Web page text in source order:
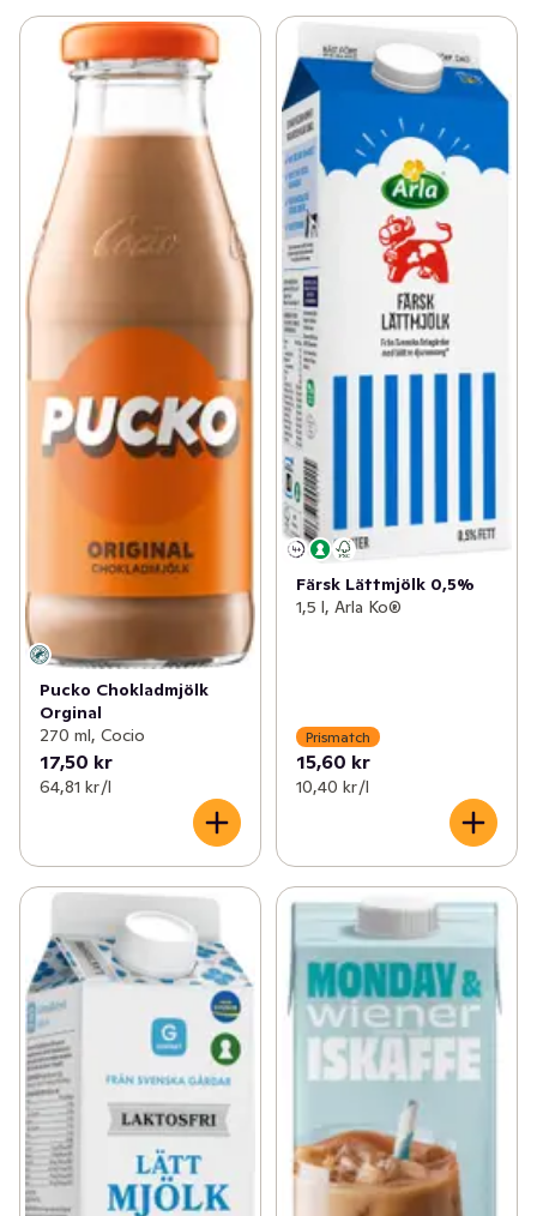
Pucko Chokladmjölk
Orginal
270 ml, Cocio
17,50 kr
64,81 kr /l
Färsk Lättmjölk 0,5%
1,5 l, Arla Ko®
Prismatch
15,60 kr
10,40 kr /l